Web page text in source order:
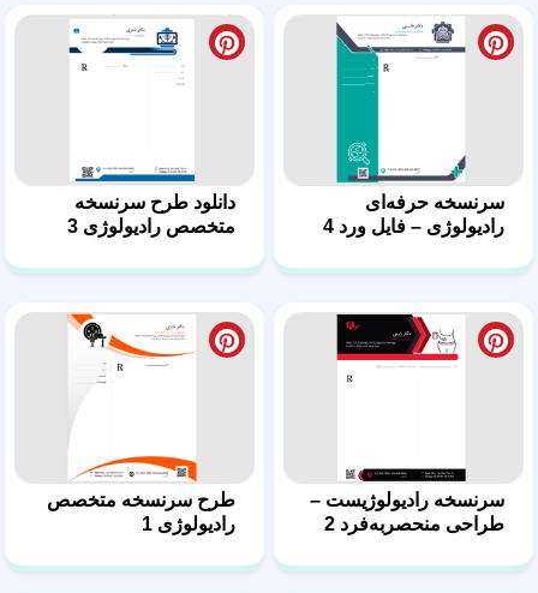
سرنسخه رادیولوژیست –
طراحی منحصربه‌فرد 2
رادیولوژی 1
پزشکی ورزشی 11
طرح نسخه متخصص
پزشکی ورزشی 10